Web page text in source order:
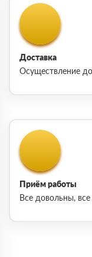
Доставка
Осуществление
Приём работы
Все довольны, все